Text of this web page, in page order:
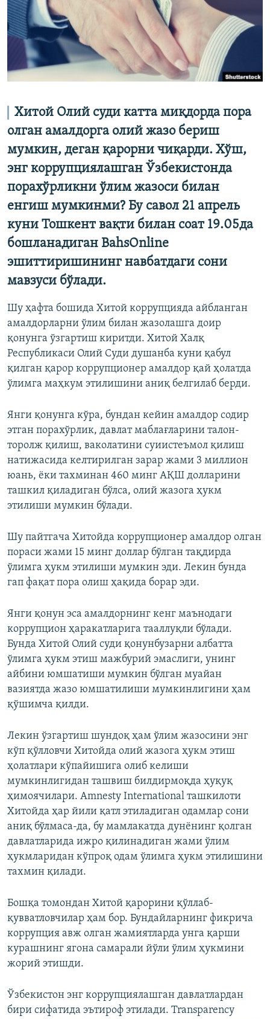
Хитой Олий суди катта миқдорда пора
олган амалдорга олий жазо бериш
мумкин, деган қарорни чиқарди. Хўш,
энг коррупциялашган Ўзбекистонда
порахўрликни ўлим жазоси билан
енгиш мумкинми? Бу савол 21 апрель
куни Тошкент вақти билан соат 19.05да
бошланадиган BahsOnline
эшиттиришининг навбатдаги сони
мавзуси бўлади.
Шу ҳафта бошида Хитой коррупцияда айбланган
амалдорларни ўлим билан жазолашга доир
қонунга ўзгартиш киритди. Хитой Халқ
Республикаси Олий Суди душанба куни қабул
қилган қарор коррупционер амалдор қай ҳолатда
ўлимга маҳкум этилишини аниқ белгилаб берди.
Янги қонунга кўра, бундан кейин амалдор содир
этган порахўрлик, давлат маблағларини талон-
торолж қилиш, ваколатини суиистеъмол қилиш
натижасида келтирилган зарар жами 3 миллион
юань, ёки тахминан 460 минг АҚШ долларини
ташкил қиладиган бўлса, олий жазога ҳукм
этилиши мумкин бўлади.
Шу пайтгача Хитойда коррупционер амалдор олган
пораси жами 15 минг доллар бўлган тақдирда
ўлимга ҳукм этилиши мумкин эди. Лекин бунда
гап фақат пора олиш ҳақида борар эди.
Янги қонун эса амалдорнинг кенг маънодаги
коррупцион ҳаракатларига тааллуқли бўлади.
Бунда Хитой Олий суди қонунбузарни албатта
ўлимга ҳукм этиш мажбурий эмаслиги, унинг
айбини юмшатиши мумкин бўлган муайан
вазиятда жазо юмшатилиши мумкинлигини ҳам
қўшимча қилди.
Лекин ўзгартиш шундоқ ҳам ўлим жазосини энг
кўп қўлловчи Хитойда олий жазога ҳукм этиш
ҳолатлари кўпайишига олиб келиши
мумкинлигидан ташвиш билдирмоқда ҳуқуқ
ҳимоячилари. Amnesty International ташкилоти
Хитойда ҳар йили қатл этиладиган одамлар сони
аниқ бўлмаса-да, бу мамлакатда дунёнинг қолган
давлатларида ижро қилинадиган жами ўлим
ҳукмларидан кўпроқ одам ўлимга ҳукм этилишини
тахмин қилади.
Бошқа томондан Хитой қарорини қўллаб-
қувватловчилар ҳам бор. Бундайларнинг фикрича
коррупция авж олган жамиятларда унга қарши
курашнинг ягона самарали йўли ўлим ҳукмини
жорий этишди.
Ўзбекистон энг коррупциялашган давлатлардан
бири сифатида эътироф этилади. Transparency